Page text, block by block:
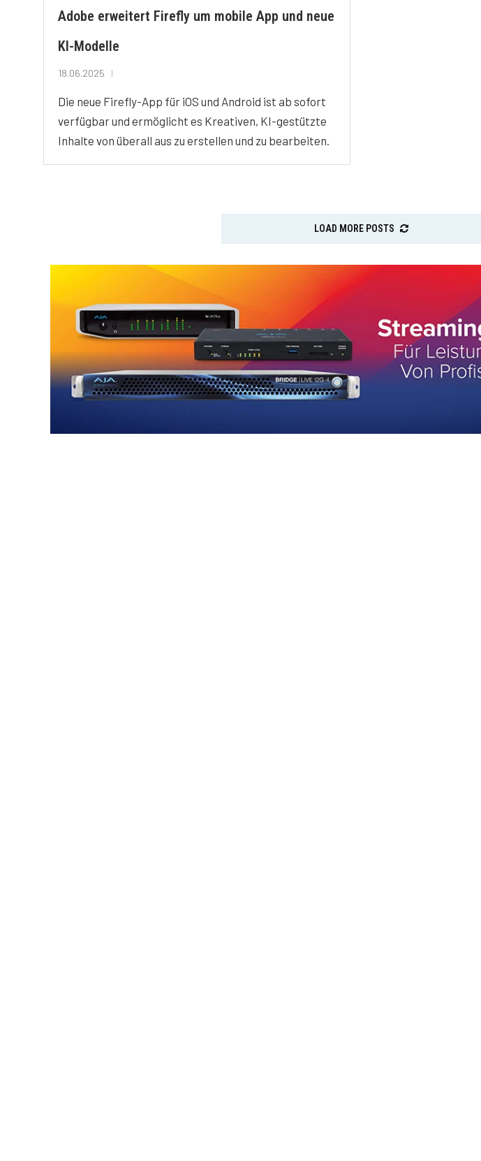
Adobe erweitert Firefly um mobile App und neue
KI-Modelle
18.06.2025
Die neue Firefly-App für iOS und Android ist ab sofort
verfügbar und ermöglicht es Kreativen, KI-gestützte
Inhalte von überall aus zu erstellen und zu bearbeiten.
LOAD MORE POSTS